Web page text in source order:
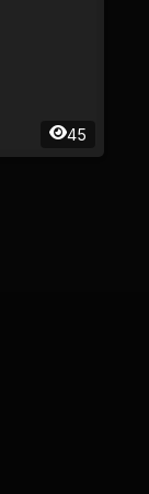
45